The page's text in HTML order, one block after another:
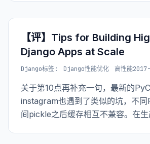
【评】Tips for Building
Django Apps at Scale
Django标签: Django性能优化 高性能
关于第10点再补充一句，最新的
instagram也遇到了类似的坑，不
间pickle之后缓存相互不兼容。在